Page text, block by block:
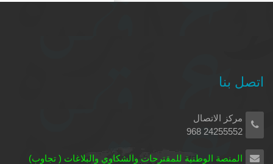
اتصل بنا
مركز الاتصال
24255552 968
المنصة الوطنية للمقترحات والشكاوي والبلاغات ( تجاوب)